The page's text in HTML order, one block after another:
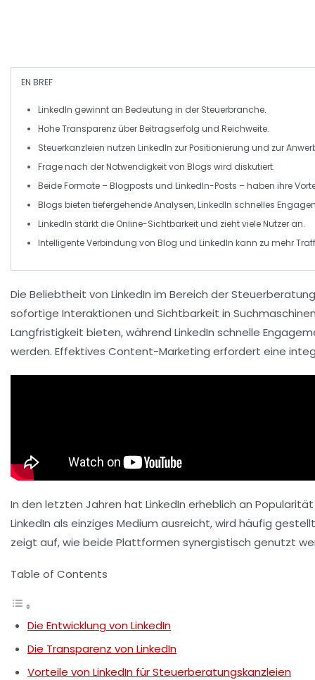
EN BREF
LinkedIn gewinnt an Bedeutung in der Steuerbranche.
HoheTransparenzüber Beitragserfolg und Reichweite.
Steuerkanzleien nutzen LinkedIn zurPositionierung und zur
Frage nach derNotwendigkeitvon Blogs wird diskutiert.
Beide Formate –Blogposts und LinkedIn-Posts – haben ihre
Blogs bieten tiefergehende Analysen, LinkedIn schnelles
LinkedIn stärkt die Online-Sichtbarkeitund zieht vieleNutzer an.
Intelligente Verbindung von Blog und LinkedIn kann zu mehr
Die Beliebtheit von LinkedIn im Bereich derSteuerberatung
sofortige Interaktionen und Sichtbarkeit in
Langfristigkeit bieten, während LinkedIn schnelle
werden. Effektives Content-Marketing erfordert eine
In den letzten Jahren hat LinkedIn erheblich an
LinkedIn als einziges Medium ausreicht, wird häufig
zeigt auf, wie beide Plattformen synergistisch genutzt
Table of Contents
Die Entwicklung von LinkedIn
Die Transparenz von LinkedIn
Vorteile von LinkedIn für Steuerberatungskanzleien